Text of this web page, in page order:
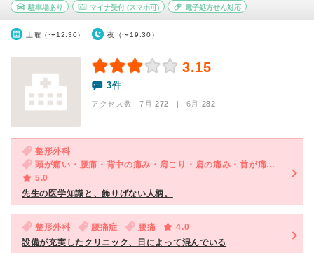
駐車場あり マイナ受付(スマホ可) 電子処方せん対応
土曜（〜12:30） 夜（〜19:30）
3.15
3件
アクセス数 7月:272 | 6月:282
整形外科
頭が痛い・腰痛・背中の痛み・肩こり・肩の痛み・首が痛い・膝の痛み
5.0
先生の医学知識と、飾りげない人柄。
整形外科 腰痛症 腰痛
4.0
設備が充実したクリニック、日によって混んでいる